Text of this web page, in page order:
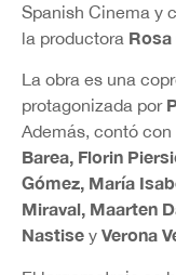
Spanish Cinema y
la productora Rosa
La obra es una
protagonizada por
Además, contó
Barea, Florin
Gómez, María
Miraval, Maarten
Nastise y Verona